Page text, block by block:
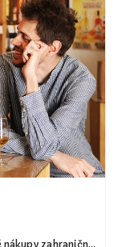
Základní členství ti zajistí po celý rok výhodné nákupy zahraničních medovin (10% sleva), degustační kartu 20 ochutnávek, 2x účast na večerní degustaci a další zvýhodněné ochutnávky zejména jedinečných zahraničních medovin